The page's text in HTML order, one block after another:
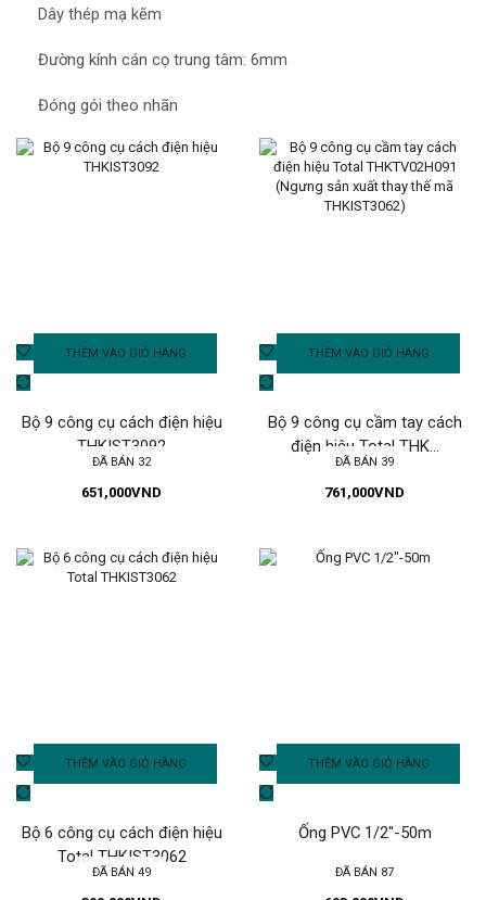
Dây thép mạ kẽm
Đường kính cán cọ trung tâm: 6mm
Đóng gói theo nhãn
THÊM VÀO GIỎ HÀNG
Bộ 9 công cụ cách điện hiệu
THKIST3092
651,000VND
ĐÃ BÁN 32
THÊM VÀO GIỎ HÀNG
Bộ 9 công cụ cầm tay cách
điện hiệu Total THK...
761,000VND
ĐÃ BÁN 39
THÊM VÀO GIỎ HÀNG
Bộ 6 công cụ cách điện hiệu
Total THKIST3062
ĐÃ BÁN 49
THÊM VÀO GIỎ HÀNG
Ống PVC 1/2″-50m
ĐÃ BÁN 87